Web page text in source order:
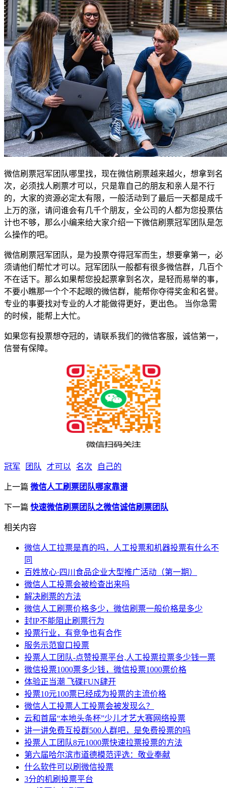
微信刷票冠军团队哪里找，现在微信刷票越来越火，想拿到名
次，必须找人刷票才可以，只是靠自己的朋友和亲人是不行
的，大家的资源必定太有限，一般活动到了最后一天都是成千
上万的涨，请问谁会有几千个朋友，全公司的人都为您投票估
计也不够，那么小编来给大家介绍一下微信刷票冠军团队是怎
么操作的吧。
微信刷票冠军团队，是为投票夺得冠军而生，想要拿第一，必
须请他们帮忙才可以。冠军团队一般都有很多微信群，几百个
不在话下。那么如果帮您投起票拿到名次，是轻而易举的事，
不要小瞧那一个个不起眼的微信群，能帮你夺得奖金和名誉。
专业的事要找对专业的人才能做得更好，更出色。 当你急需
的时候，能帮上大忙。
如果您有投票想夺冠的，请联系我们的微信客服，诚信第一，
信誉有保障。
冠军 团队 才可以 名次 自己的
上一篇 微信人工刷票团队哪家靠谱
下一篇 快速微信刷票团队之微信诚信刷票团队
相关内容
微信人工拉票是真的吗，人工投票和机器投票有什么不
同
百姓放心·四川食品企业大型推广活动（第一期）
微信人工投票会被检查出来吗
解决刷票的方法
微信人工刷票价格多少，微信刷票一般价格是多少
封IP不能阻止刷票行为
投票行业，有竞争也有合作
服务示范窗口投票
投票人工团队-点赞投票平台,人工投票拉票多少钱一票
微信投票1000票多少钱，微信投票1000票价格
体验正当潮 飞碟FUN肆开
投票10元100票已经成为投票的主流价格
微信人工投票人工投票会被发现么？
云和首届“本地头条杯”少儿才艺大赛网络投票
讲一讲免费互投群500人群吧，是免费投票的吗
投票人工团队8元1000票快速拉票投票的方法
第六届哈尔滨市道德模范评选：敬业奉献
什么软件可以刷微信投票
3分的机刷投票平台